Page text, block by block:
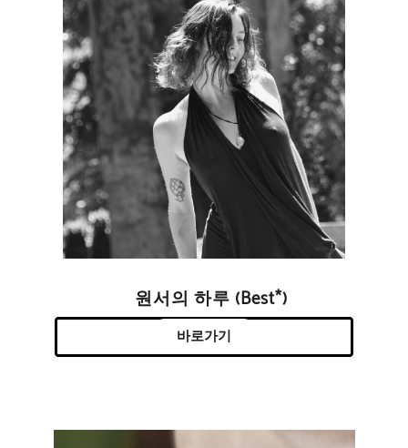
원서의 하루 (Best*)
바로가기